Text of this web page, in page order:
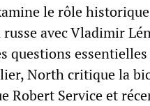
le rôle
avec Vladimir
questions
North critique la
Robert Service et